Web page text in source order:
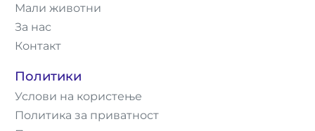
Мали животни
За нас
Контакт
Политики
Услови на користење
Политика за приватност